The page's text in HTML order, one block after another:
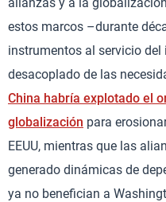
estos marcos –durante
instrumentos al servicio
desacoplado de las
China habría explotado el
globalización para
EEUU, mientras que las
generado dinámicas de
ya no benefician a